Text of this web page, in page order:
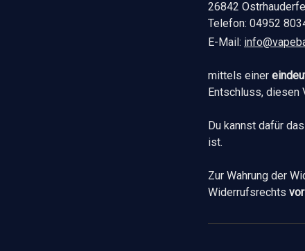
26842
Telefon: 04952
E-Mail:
mittels einer
Entschluss, diesen
Du kannst dafür
ist.
Zur Wahrung der
Widerrufsrechts